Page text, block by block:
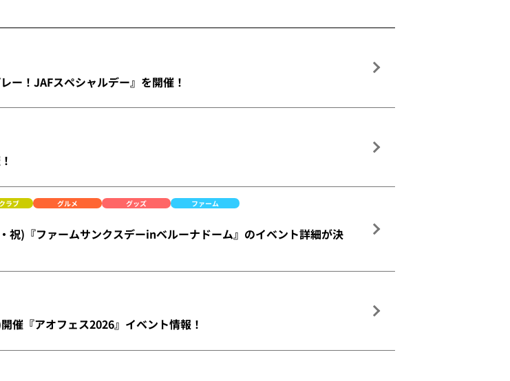
ー！JAFスペシャルデー』を開催！
ラブ グルメ グッズ ファーム
祝)『ファームサンクスデーinベルーナドーム』のイベント詳細が決
催『アオフェス2026』イベント情報！